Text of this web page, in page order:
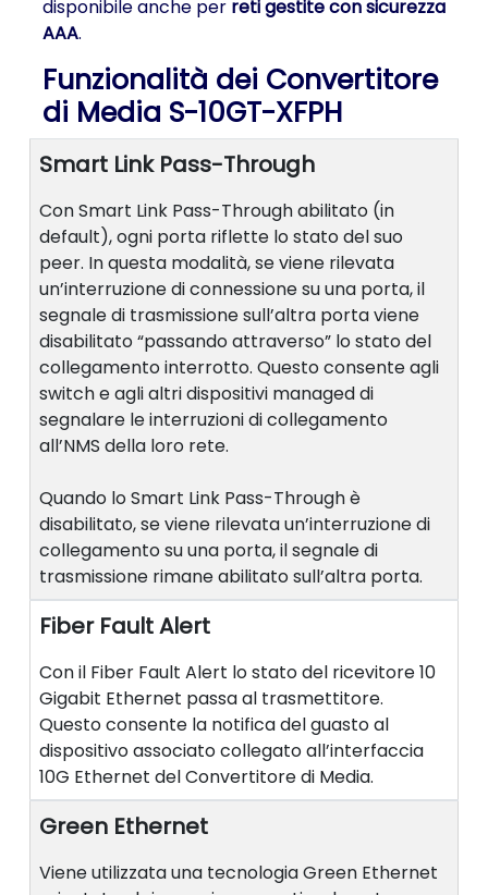
disponibile anche per reti gestite con sicurezza
AAA.
Funzionalità dei Convertitore
di Media S-10GT-XFPH
Smart Link Pass-Through
Con Smart Link Pass-Through abilitato (in
default), ogni porta riflette lo stato del suo
peer. In questa modalità, se viene rilevata
un’interruzione di connessione su una porta, il
segnale di trasmissione sull’altra porta viene
disabilitato “passando attraverso” lo stato del
collegamento interrotto. Questo consente agli
switch e agli altri dispositivi managed di
segnalare le interruzioni di collegamento
all’NMS della loro rete.
Quando lo Smart Link Pass-Through è
disabilitato, se viene rilevata un’interruzione di
collegamento su una porta, il segnale di
trasmissione rimane abilitato sull’altra porta.
Fiber Fault Alert
Con il Fiber Fault Alert lo stato del ricevitore 10
Gigabit Ethernet passa al trasmettitore.
Questo consente la notifica del guasto al
dispositivo associato collegato all’interfaccia
10G Ethernet del Convertitore di Media.
Green Ethernet
Viene utilizzata una tecnologia Green Ethernet